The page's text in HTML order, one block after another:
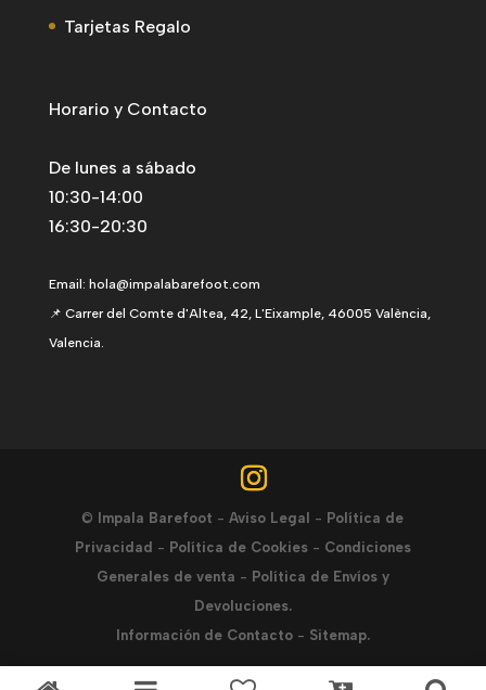
Tarjetas Regalo
Horario y Contacto
De lunes a sábado
10:30-14:00
16:30-20:30
Email: hola@impalabarefoot.com
📌 Carrer del Comte d'Altea, 42, L'Eixample, 46005 València,
Valencia.
© Impala Barefoot -Aviso Legal - Política de
Privacidad - Política de Cookies- Condiciones
Generales de venta - Política de Envíos y
Devoluciones.
Información de Contacto- Sitemap.